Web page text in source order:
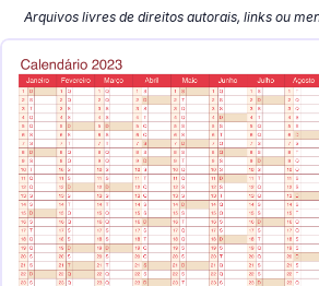
Arquivos livres de direitos autorais, links ou